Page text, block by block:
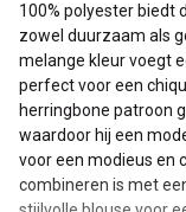
100% polyester biedt
zowel duurzaam als
melange kleur voegt
perfect voor een
herringbone patroon
waardoor hij een
voor een modieus en
combineren is met